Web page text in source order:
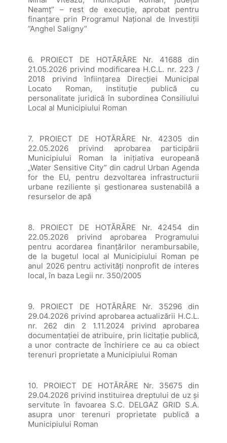
Neamț” – rest de execuție, aprobat pentru
finanțare prin Programul Național de Investiții
”Anghel Saligny”
6. PROIECT DE HOTÃRÂRE Nr. 41688 din
21.05.2026 privind modificarea H.C.L. nr. 223 /
2018 privind înființarea Direcției Municipal
Locato Roman, instituție publică cu
personalitate juridică în subordinea Consiliului
Local al Municipiului Roman
7. PROIECT DE HOTĂRÂRE Nr. 42305 din
22.05.2026 privind aprobarea participării
Municipiului Roman la inițiativa europeană
„Water Sensitive City” din cadrul Urban Agenda
for the EU, pentru dezvoltarea infrastructurii
urbane reziliente și gestionarea sustenabilă a
resurselor de apă
8. PROIECT DE HOTĂRÂRE Nr. 42454 din
22.05.2026 privind aprobarea Programului
pentru acordarea finanţărilor nerambursabile,
de la bugetul local al Municipiului Roman pe
anul 2026 pentru activităţi nonprofit de interes
local, în baza Legii nr. 350/2005
9. PROIECT DE HOTĂRÂRE Nr. 35296 din
29.04.2026 privind aprobarea actualizării H.C.L.
nr. 262 din 2 1.11.2024 privind aprobarea
documentației de atribuire, prin licitație publică,
a unor contracte de închiriere ce au ca obiect
terenuri proprietate a Municipiului Roman
10. PROIECT DE HOTĂRÂRE Nr. 35675 din
29.04.2026 privind instituirea dreptului de uz și
servitute în favoarea S.C. DELGAZ GRID S.A.
asupra unor terenuri proprietate publică a
Municipiului Roman